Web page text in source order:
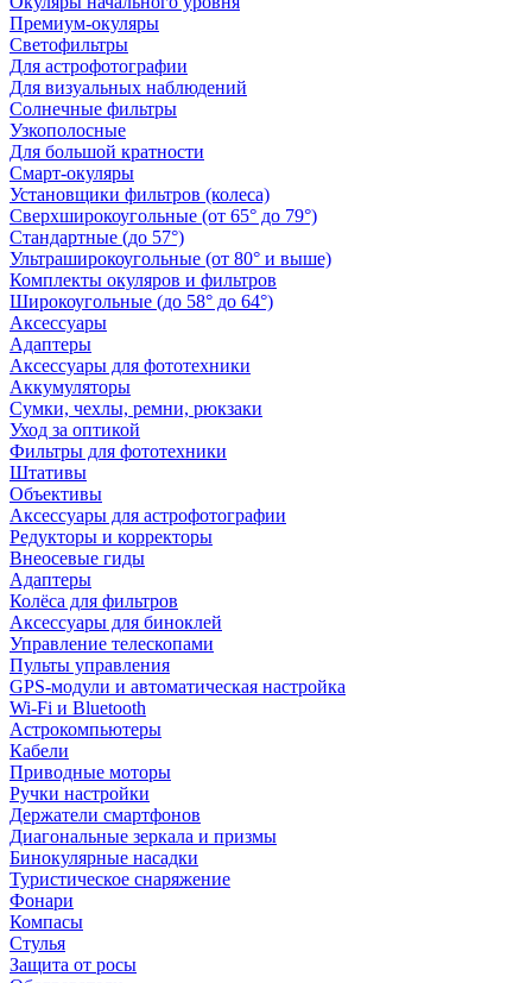
Премиум-окуляры
Светофильтры
Для астрофотографии
Для визуальных наблюдений
Солнечные фильтры
Узкополосные
Для большой кратности
Смарт-окуляры
Установщики фильтров (колеса)
Сверхширокоугольные (от 65° до 79°)
Стандартные (до 57°)
Ультраширокоугольные (от 80° и выше)
Комплекты окуляров и фильтров
Широкоугольные (до 58° до 64°)
Аксессуары
Адаптеры
Аксессуары для фототехники
Аккумуляторы
Сумки, чехлы, ремни, рюкзаки
Уход за оптикой
Фильтры для фототехники
Штативы
Объективы
Аксессуары для астрофотографии
Редукторы и корректоры
Внеосевые гиды
Адаптеры
Колёса для фильтров
Аксессуары для биноклей
Управление телескопами
Пульты управления
GPS-модули и автоматическая настройка
Wi-Fi и Bluetooth
Астрокомпьютеры
Кабели
Приводные моторы
Ручки настройки
Держатели смартфонов
Диагональные зеркала и призмы
Бинокулярные насадки
Туристическое снаряжение
Фонари
Компасы
Стулья
Защита от росы